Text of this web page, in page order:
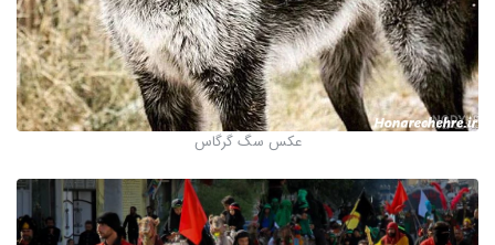
عکس سگ گرگاس